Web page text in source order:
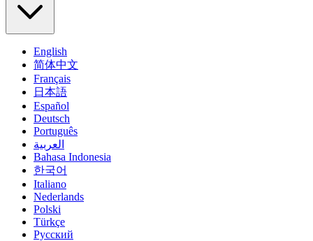
English
简体中文
Français
日本語
Español
Deutsch
Português
العربية
Bahasa Indonesia
한국어
Italiano
Nederlands
Polski
Türkçe
Русский